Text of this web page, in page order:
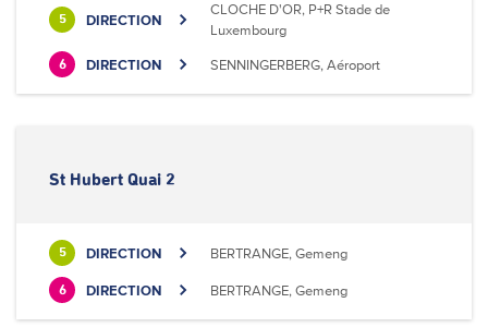
5 DIRECTION
CLOCHE D'OR, P+R Stade de
Luxembourg
6 DIRECTION SENNINGERBERG, Aéroport
St Hubert Quai 2
5 DIRECTION BERTRANGE, Gemeng
6 DIRECTION BERTRANGE, Gemeng